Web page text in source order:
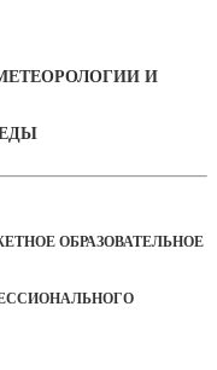
И
ОБРАЗОВАТЕЛЬНОЕ